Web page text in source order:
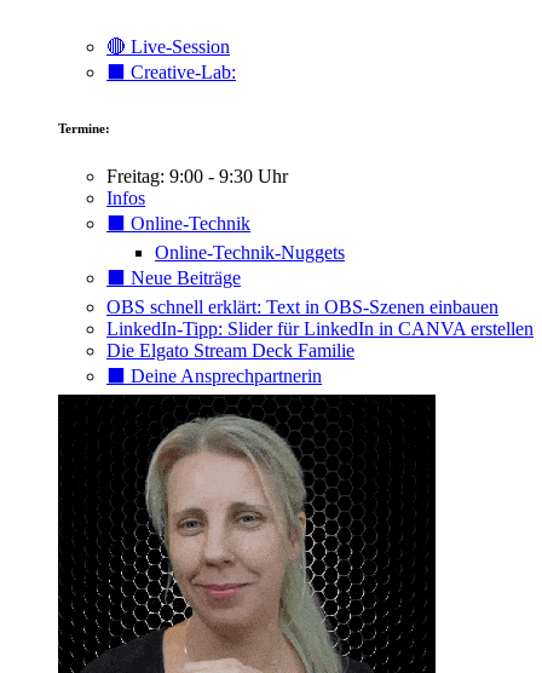
🔴 Live-Session
⬛️ Creative-Lab:
Termine:
Freitag: 9:00 - 9:30 Uhr
Infos
⬛️ Online-Technik
Online-Technik-Nuggets
⬛️ Neue Beiträge
OBS schnell erklärt: Text in OBS-Szenen einbauen
LinkedIn-Tipp: Slider für LinkedIn in CANVA erstellen
Die Elgato Stream Deck Familie
⬛️ Deine Ansprechpartnerin